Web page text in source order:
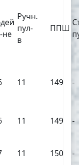
не
Ручн.
пул-
в
ППШ
11 149 -
11 149 -
11 150 -